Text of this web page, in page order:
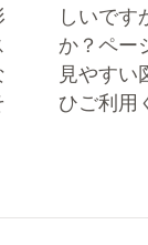
しいです
か？ペー
見やすい
ひご利用